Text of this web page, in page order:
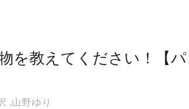
を教えてください！【
,山野ゆり